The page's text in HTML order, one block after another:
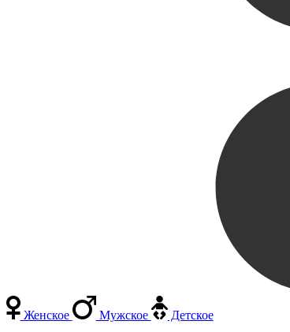
Женское Мужское
Детское